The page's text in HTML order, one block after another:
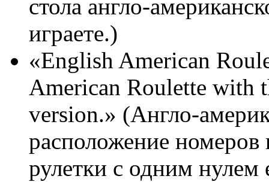
стола англо-
играете.)
«English American
American Roulette with
version.» (Англо-
расположение номеров
рулетки с одним нулем